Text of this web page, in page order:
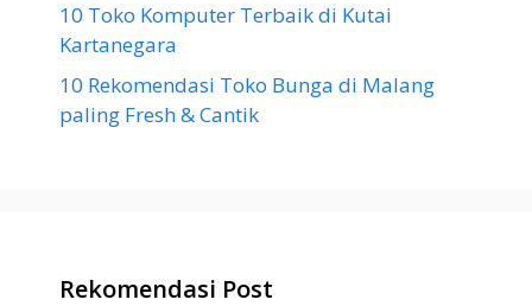
10 Toko Komputer Terbaik di Kutai
Kartanegara
10 Rekomendasi Toko Bunga di Malang
paling Fresh & Cantik
Rekomendasi Post